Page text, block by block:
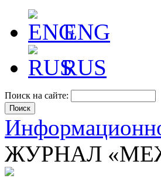
ENG
RUS
Поиск на сайте:
ЖУРНАЛ